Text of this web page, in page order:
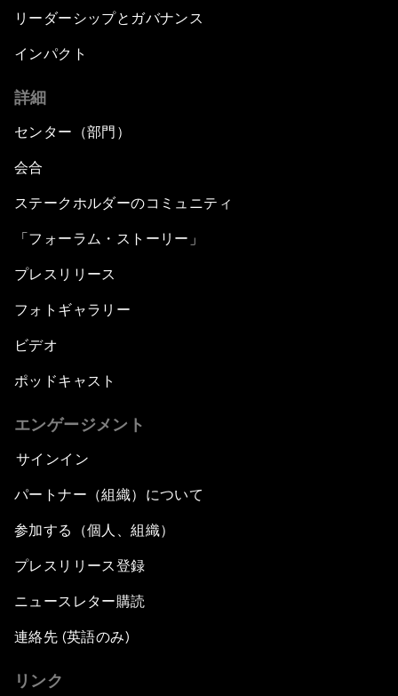
リーダーシップとガバナンス
インパクト
詳細
センター（部門）
会合
ステークホルダーのコミュニティ
「フォーラム・ストーリー」
プレスリリース
フォトギャラリー
ビデオ
ポッドキャスト
エンゲージメント
サインイン
パートナー（組織）について
参加する（個人、組織）
プレスリリース登録
ニュースレター購読
連絡先 (英語のみ)
リンク